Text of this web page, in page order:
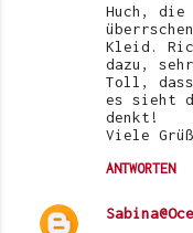
Huch,
Kleid.
dazu,
Toll,
es sieht
denkt!
Viele
ANTWORTEN